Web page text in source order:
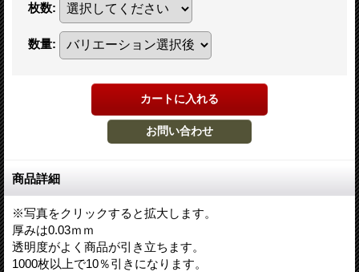
枚数:
数量:
商品詳細
※写真をクリックすると拡大します。
厚みは0.03ｍｍ
透明度がよく商品が引き立ちます。
1000枚以上で10％引きになります。